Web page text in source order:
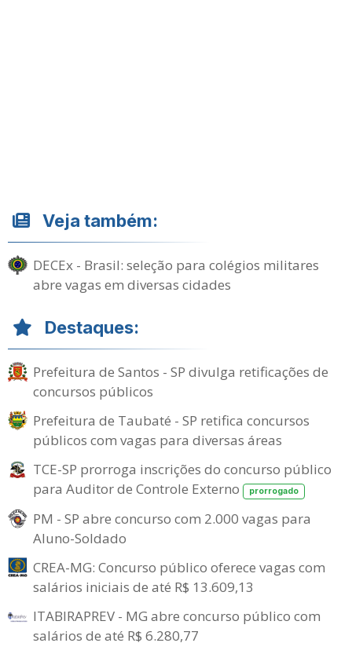
Veja também:
DECEx - Brasil: seleção para colégios militares
abre vagas em diversas cidades
Destaques:
Prefeitura de Santos - SP divulga retificações de
concursos públicos
Prefeitura de Taubaté - SP retifica concursos
públicos com vagas para diversas áreas
TCE-SP prorroga inscrições do concurso público
para Auditor de Controle Externo
prorrogado
PM - SP abre concurso com 2.000 vagas para
Aluno-Soldado
CREA-MG: Concurso público oferece vagas com
salários iniciais de até R$ 13.609,13
ITABIRAPREV - MG abre concurso público com
salários de até R$ 6.280,77